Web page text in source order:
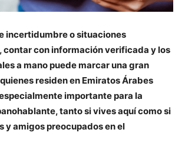
incertidumbre o situaciones
con información verificada y los
a mano puede marcar una gran
residen en Emiratos Árabes
importante para la
tanto si vives aquí como si
y amigos preocupados en el